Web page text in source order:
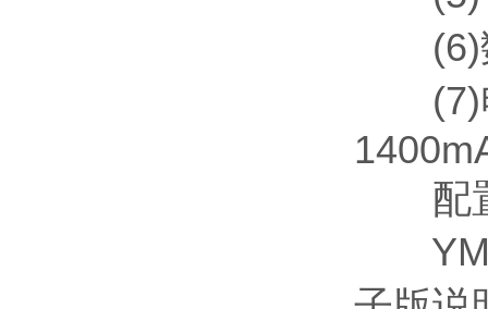
(6)数
(7)电
配置
YMJ-